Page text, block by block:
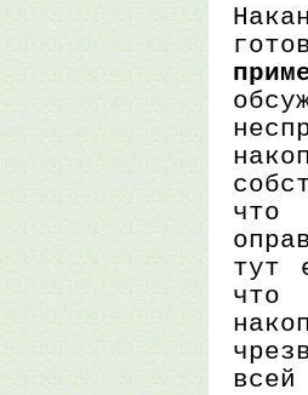
что
тут
что
всей